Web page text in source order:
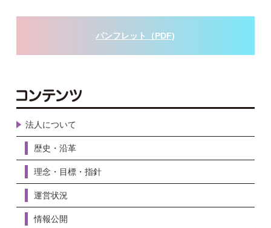
パンフレット（PDF)
法人について
歴史・沿革
理念・目標・指針
運営状況
情報公開